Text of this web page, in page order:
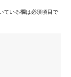
ている欄は必須項目で